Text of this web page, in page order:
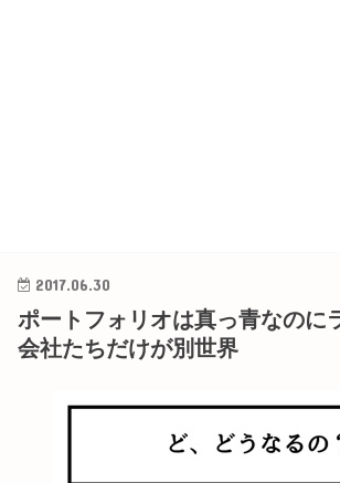
2017.06.30
ポートフォリオは真っ青なのに
会社たちだけが別世界